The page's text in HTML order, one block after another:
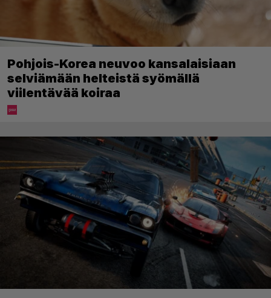
Pohjois-Korea neuvoo kansalaisiaan
selviämään helteistä syömällä
viilentävää koiraa